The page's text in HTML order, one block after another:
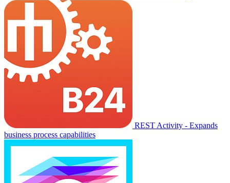
REST Activity - Expands
business process capabilities